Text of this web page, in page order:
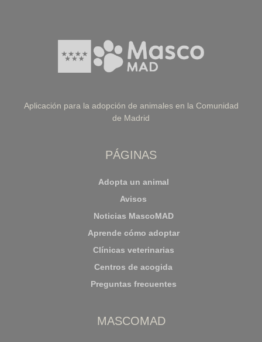
Aplicación para la adopción de animales en la Comunidad
de Madrid
PÁGINAS
Adopta un animal
Avisos
Noticias MascoMAD
Aprende cómo adoptar
Clínicas veterinarias
Centros de acogida
Preguntas frecuentes
MASCOMAD